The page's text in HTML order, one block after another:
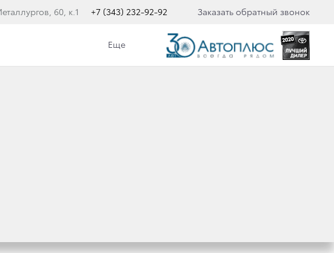
60, к.1 +7 (343) 232-92-92 Заказать обратный звонок
Еще
СПЕЦИАЛЬНОЙ
РОССИИ